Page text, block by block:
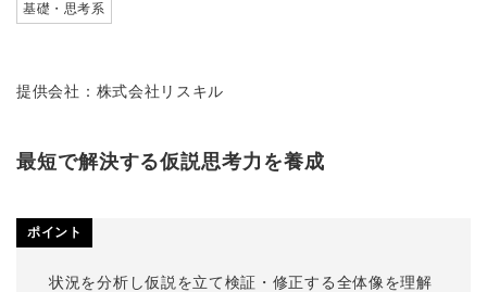
基礎・思考系
提供会社：株式会社リスキル
最短で解決する仮説思考力を養成
ポイント
状況を分析し仮説を立て検証・修正する全体像を理解